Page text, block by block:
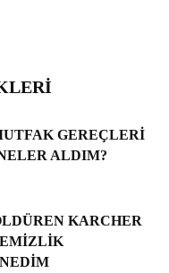
GEREÇLERI
ALDIM?
KARCHER